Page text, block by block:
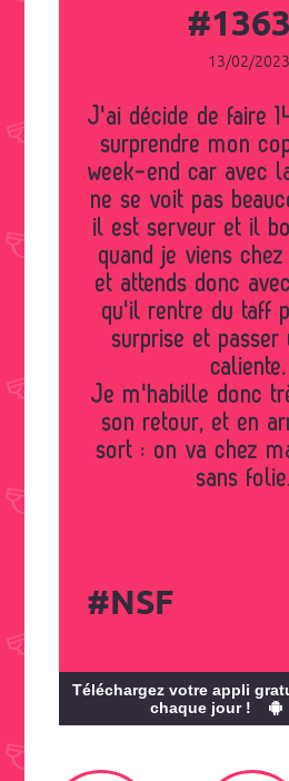
13/02/2023
J'ai décide de faire 1400 km pour
surprendre mon
week-end car avec
ne se voit pas
il est serveur et il
quand je viens
et attends donc
qu'il rentre du taff
surprise et passer
caliente.
Je m'habille donc
son retour, et en
sort : on va chez
sans
#NSF
Téléchargez votre appli
chaque jour !